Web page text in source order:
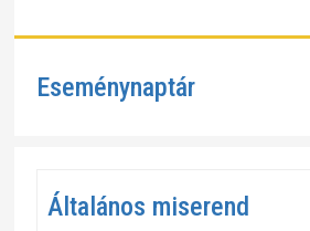
Eseménynaptár
Általános miserend